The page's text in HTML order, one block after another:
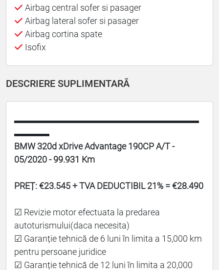
Airbag central sofer si pasager
Airbag lateral sofer si pasager
Airbag cortina spate
Isofix
DESCRIERE SUPLIMENTARĂ
▬▬▬▬▬▬▬▬▬▬▬▬▬▬▬▬▬▬▬▬▬
▬▬▬▬
BMW 320d xDrive Advantage 190CP A/T -
05/2020 - 99.931 Km
PREȚ: €23.545 + TVA DEDUCTIBIL 21% = €28.490
☑ Revizie motor efectuata la predarea
autoturismului(daca necesita)
☑ Garanție tehnică de 6 luni în limita a 15,000 km
pentru persoane juridice
☑ Garanție tehnică de 12 luni în limita a 20,000